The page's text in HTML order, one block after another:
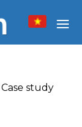
Case study